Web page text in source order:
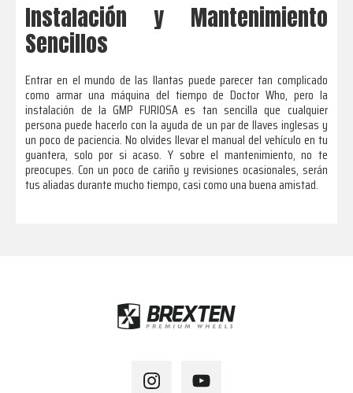
Instalación y Mantenimiento
Sencillos
Entrar en el mundo de las llantas puede parecer tan complicado
como armar una máquina del tiempo de Doctor Who, pero la
instalación de la GMP FURIOSA es tan sencilla que cualquier
persona puede hacerlo con la ayuda de un par de llaves inglesas y
un poco de paciencia. No olvides llevar el manual del vehículo en tu
guantera, solo por si acaso. Y sobre el mantenimiento, no te
preocupes. Con un poco de cariño y revisiones ocasionales, serán
tus aliadas durante mucho tiempo, casi como una buena amistad.